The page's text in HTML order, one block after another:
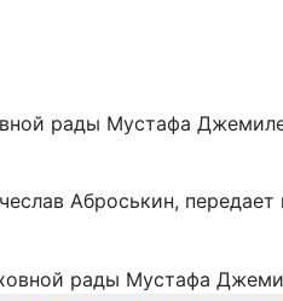
рады Мустафа
Аброськин, передает